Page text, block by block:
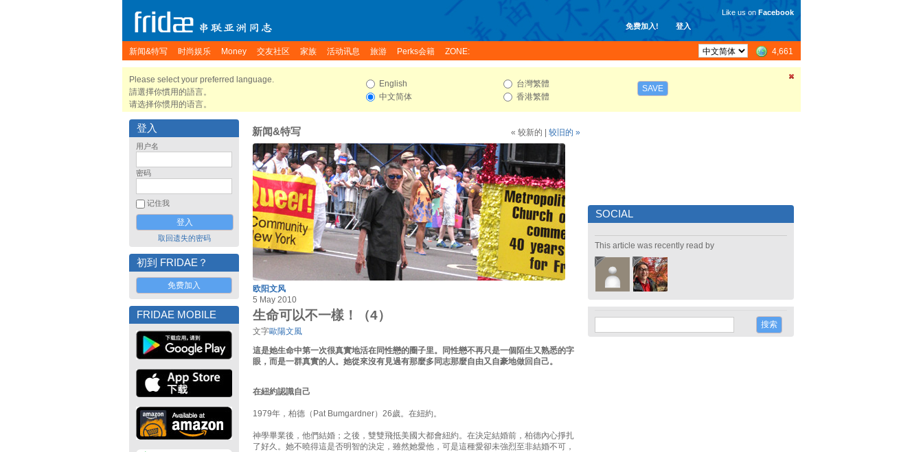
免费加入! 登入
Like us on Facebook
新闻&特写 时尚娱乐 Money 交友社区 家族 活动讯息 旅游 Perks会籍 ZONE: 4,661
Please select your preferred language.
請選擇你慣用的語言。
请选择你惯用的语言。
English
中文简体
台灣繁體
香港繁體
SAVE
登入
用户名
密码
记住我
取回遗失的密码
初到 FRIDAE？
免费加入
FRIDAE MOBILE
新闻&特写 « 较新的 较旧的 »
欧阳文风
5 May 2010
生命可以不一樣！（4）
文字歐陽文風
這是她生命中第一次很真實地活在同性戀的圈子里。同性戀不再只是一個陌生又熟悉的字
眼，而是一群真實的人。她從來沒有見過有那麼多同志那麼自由又自豪地做回自己。
在紐約認識自己
1979年，柏德（Pat Bumgardner）26歲。在紐約。
神學畢業後，他們結婚；之後，雙雙飛抵美國大都會紐約。在決定結婚前，柏德內心掙扎
了好久。她不曉得這是否明智的決定，雖然她愛他，可是這種愛卻未強烈至非結婚不可，
SOCIAL
This article was recently read by